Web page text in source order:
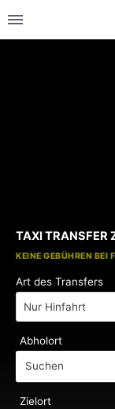
KOSTENLOSE
KEINE GEBÜHREN BEI
TAXI TRANSFER
Art des Transfers
Abholort
Suchen
Zielort